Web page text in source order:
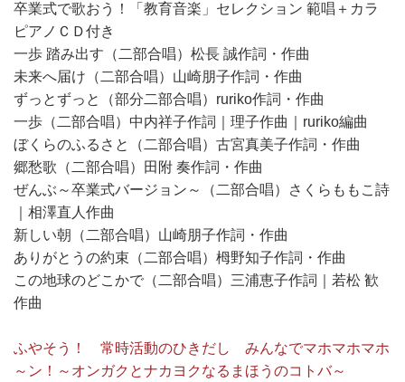
卒業式で歌おう！「教育音楽」セレクション 範唱＋カラ
ピアノＣＤ付き
一歩 踏み出す（二部合唱）松長 誠作詞・作曲
未来へ届け（二部合唱）山崎朋子作詞・作曲
ずっとずっと（部分二部合唱）ruriko作詞・作曲
一歩（二部合唱）中内祥子作詞｜理子作曲｜ruriko編曲
ぼくらのふるさと（二部合唱）古宮真美子作詞・作曲
郷愁歌（二部合唱）田附 奏作詞・作曲
ぜんぶ～卒業式バージョン～（二部合唱）さくらももこ詩
｜相澤直人作曲
新しい朝（二部合唱）山崎朋子作詞・作曲
ありがとうの約束（二部合唱）栂野知子作詞・作曲
この地球のどこかで（二部合唱）三浦恵子作詞｜若松 歓
作曲
ふやそう！ 常時活動のひきだし みんなでマホマホマホ
～ン！～オンガクとナカヨクなるまほうのコトバ～